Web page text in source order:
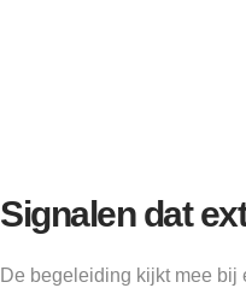
Signalen dat
De begeleiding kijkt mee bij